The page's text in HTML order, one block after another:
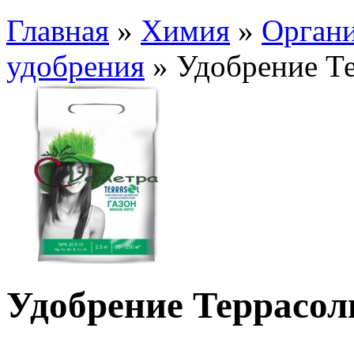
Главная » Химия »
удобрения » Удобрение
Удобрение